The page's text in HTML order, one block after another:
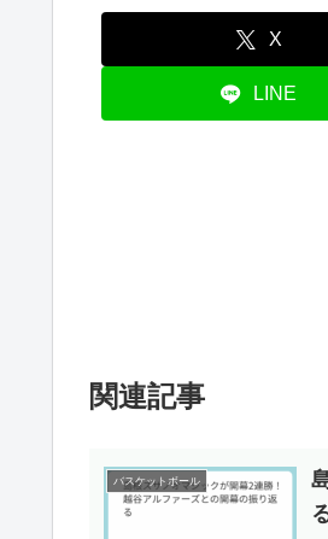
X
LINE
関連記事
バスケットボール